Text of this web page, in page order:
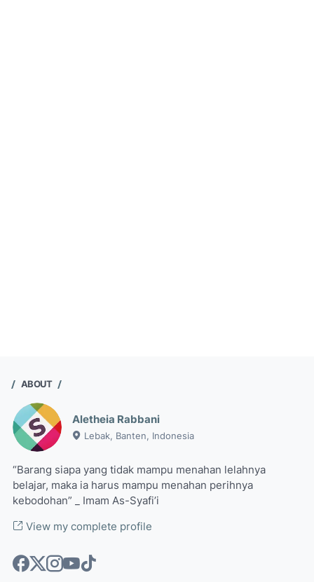
ABOUT
Aletheia Rabbani
Lebak, Banten, Indonesia
“Barang siapa yang tidak mampu menahan lelahnya
belajar, maka ia harus mampu menahan perihnya
kebodohan” _ Imam As-Syafi’i
View my complete profile